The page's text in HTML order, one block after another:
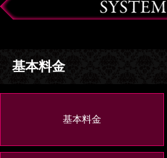
基本料金
基本料金